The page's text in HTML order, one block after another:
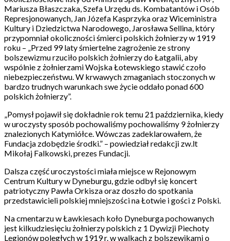
Mariusza Błaszczaka, Szefa Urzędu ds. Kombatantów i Osób
Represjonowanych, Jan Józefa Kasprzyka oraz Wiceministra
Kultury i Dziedzictwa Narodowego, Jarosława Sellina, który
przypomniał okoliczności śmierci polskich żołnierzy w 1919
roku – „Przed 99 laty śmiertelne zagrożenie ze strony
bolszewizmu rzuciło polskich żołnierzy do Łatgalii, aby
wspólnie z żołnierzami Wojska Łotewskiego stawić czoło
niebezpieczeństwu. W krwawych zmaganiach stoczonych w
bardzo trudnych warunkach swe życie oddało ponad 600
polskich żołnierzy”.
„Pomysł pojawił się dokładnie rok temu 21 października, kiedy
w uroczysty sposób pochowaliśmy pochowaliśmy 9 żołnierzy
znalezionych Katymiółce. Wówczas zadeklarowałem, że
Fundacja zdobędzie środki.” – powiedział redakcji zw.lt
Mikołaj Falkowski, prezes Fundacji.
Dalsza część uroczystości miała miejsce w Rejonowym
Centrum Kultury w Dyneburgu, gdzie odbył się koncert
patriotyczny Pawła Orkisza oraz doszło do spotkania
przedstawicieli polskiej mniejszości na Łotwie i gości z Polski.
Na cmentarzu w Ławkiesach koło Dyneburga pochowanych
jest kilkudziesięciu żołnierzy polskich z 1 Dywizji Piechoty
Legionów poległych w 1919 r. w walkach z bolszewikami o